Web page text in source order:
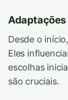
Desde o
Eles
escolhas
são cruciais.